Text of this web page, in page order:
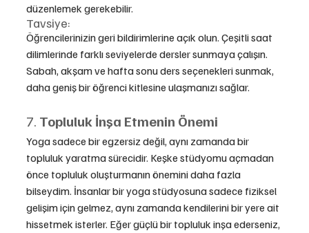
düzenlemek gerekebilir.
Tavsiye:
Öğrencilerinizin geri bildirimlerine açık olun. Çeşitli saat
dilimlerinde farklı seviyelerde dersler sunmaya çalışın.
Sabah, akşam ve hafta sonu ders seçenekleri sunmak,
daha geniş bir öğrenci kitlesine ulaşmanızı sağlar.
7. Topluluk İnşa Etmenin Önemi
Yoga sadece bir egzersiz değil, aynı zamanda bir
topluluk yaratma sürecidir. Keşke stüdyomu açmadan
önce topluluk oluşturmanın önemini daha fazla
bilseydim. İnsanlar bir yoga stüdyosuna sadece fiziksel
gelişim için gelmez, aynı zamanda kendilerini bir yere ait
hissetmek isterler. Eğer güçlü bir topluluk inşa ederseniz,